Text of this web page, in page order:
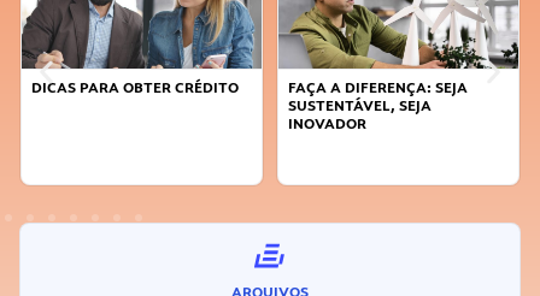
DICAS PARA OBTER CRÉDITO
FAÇA A DIFERENÇA: SEJA
SUSTENTÁVEL, SEJA
INOVADOR